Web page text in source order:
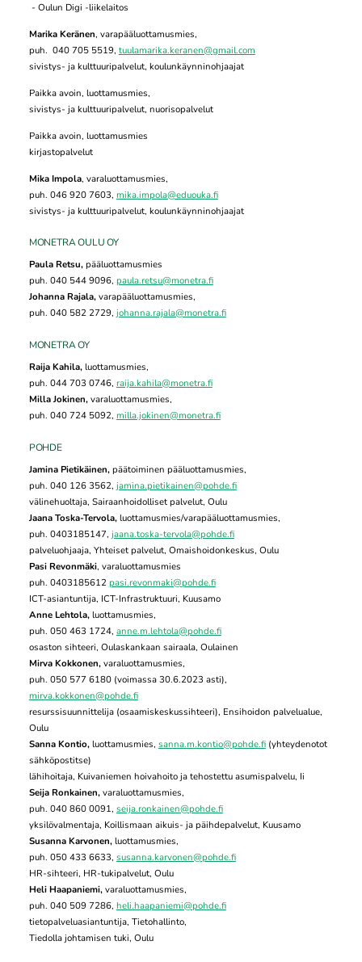
- Oulun Digi -liikelaitos
Marika Keränen, varapääluottamusmies,
puh. 040 705 5519, tuulamarika.keranen@gmail.com
sivistys- ja kulttuuripalvelut, koulunkäynninohjaajat
Paikka avoin, luottamusmies,
sivistys- ja kulttuuripalvelut, nuorisopalvelut
Paikka avoin, luottamusmies
kirjastopalvelut
Mika Impola, varaluottamusmies,
puh. 046 920 7603, mika.impola@eduouka.fi
sivistys- ja kulttuuripalvelut, koulunkäynninohjaajat
MONETRA OULU OY
Paula Retsu,pääluottamusmies
puh. 040 544 9096, paula.retsu@monetra.fi
Johanna Rajala,varapääluottamusmies,
puh. 040 582 2729, johanna.rajala@monetra.fi
MONETRA OY
Raija Kahila,luottamusmies,
puh. 044 703 0746, raija.kahila@monetra.fi
Milla Jokinen,varaluottamusmies,
puh. 040 724 5092, milla.jokinen@monetra.fi
POHDE
Jamina Pietikäinen,päätoiminen pääluottamusmies,
puh. 040 126 3562, jamina.pietikainen@pohde.fi
välinehuoltaja, Sairaanhoidolliset palvelut, Oulu
Jaana Toska-Tervola,luottamusmies/varapääluottamusmies,
puh. 0403185147, jaana.toska-tervola@pohde.fi
palveluohjaaja, Yhteiset palvelut, Omaishoidonkeskus, Oulu
Pasi Revonmäki, varaluottamusmies
puh. 0403185612pasi.revonmaki@pohde.fi
ICT-asiantuntija, ICT-Infrastruktuuri, Kuusamo
Anne Lehtola,luottamusmies,
puh. 050 463 1724, anne.m.lehtola@pohde.fi
osaston sihteeri, Oulaskankaan sairaala, Oulainen
Mirva Kokkonen,varaluottamusmies,
puh. 050 577 6180 (voimassa 30.6.2023 asti),
mirva.kokkonen@pohde.fi
resurssisuunnittelija (osaamiskeskussihteeri), Ensihoidon palvelualue,
Oulu
Sanna Kontio,luottamusmies, sanna.m.kontio@pohde.fi(yhteydenotot
sähköpostitse)
lähihoitaja, Kuivaniemen hoivahoito ja tehostettu asumispalvelu, Ii
Seija Ronkainen,varaluottamusmies,
puh. 040 860 0091, seija.ronkainen@pohde.fi
yksilövalmentaja, Koillismaan aikuis- ja päihdepalvelut, Kuusamo
Susanna Karvonen,luottamusmies,
puh. 050 433 6633, susanna.karvonen@pohde.fi
HR-sihteeri, HR-tukipalvelut, Oulu
Heli Haapaniemi,varaluottamusmies,
puh. 040 509 7286, heli.haapaniemi@pohde.fi
tietopalveluasiantuntija, Tietohallinto,
Tiedolla johtamisen tuki, Oulu